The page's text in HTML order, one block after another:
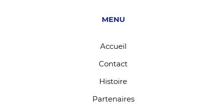
MENU
Accueil
Contact
Histoire
Partenaires